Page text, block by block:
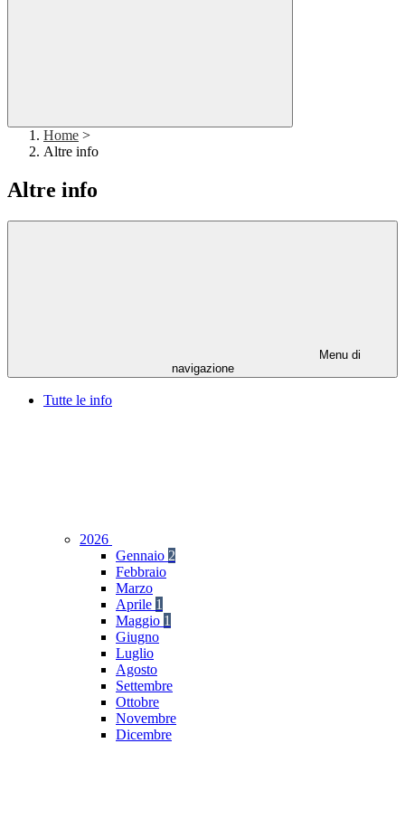
Home >
Altre info
Altre info
Menu di
navigazione
Tutte le info
2026
Gennaio 2
Febbraio
Marzo
Aprile 1
Maggio 1
Giugno
Luglio
Agosto
Settembre
Ottobre
Novembre
Dicembre